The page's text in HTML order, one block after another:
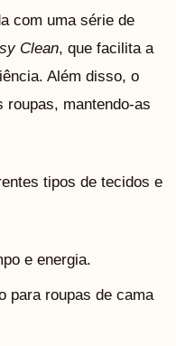
com uma série de
Clean, que facilita a
Além disso, o
roupas, mantendo-as
tipos de tecidos e
e energia.
para roupas de cama